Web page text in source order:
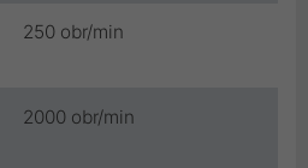
250 obr/min
2000 obr/min